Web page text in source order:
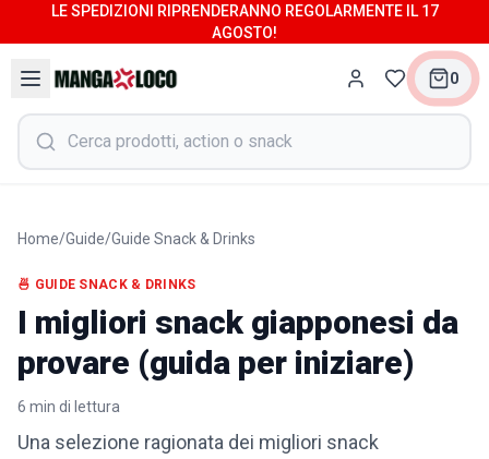
LE SPEDIZIONI RIPRENDERANNO REGOLARMENTE IL 17
AGOSTO!
0
Home/Guide/Guide Snack & Drinks
🍜 GUIDE SNACK & DRINKS
I migliori snack giapponesi da
provare (guida per iniziare)
6 min di lettura
Una selezione ragionata dei migliori snack